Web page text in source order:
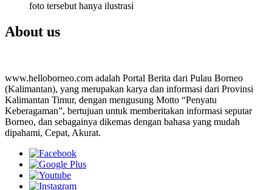
foto tersebut hanya ilustrasi
About us
www.helloborneo.com adalah Portal Berita dari Pulau Borneo
(Kalimantan), yang merupakan karya dan informasi dari Provinsi
Kalimantan Timur, dengan mengusung Motto “Penyatu
Keberagaman”, bertujuan untuk memberitakan informasi seputar
Borneo, dan sebagainya dikemas dengan bahasa yang mudah
dipahami, Cepat, Akurat.